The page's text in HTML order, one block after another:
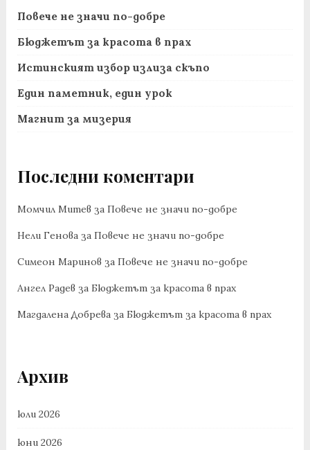
Повече не значи по-добре
Бюджетът за красота в прах
Истинският избор излиза скъпо
Един паметник, един урок
Магнит за мизерия
Последни коментари
Момчил Митев за Повече не значи по-добре
Нели Генова за Повече не значи по-добре
Симеон Маринов за Повече не значи по-добре
Ангел Радев за Бюджетът за красота в прах
Магдалена Добрева за Бюджетът за красота в прах
Архив
юли 2026
юни 2026